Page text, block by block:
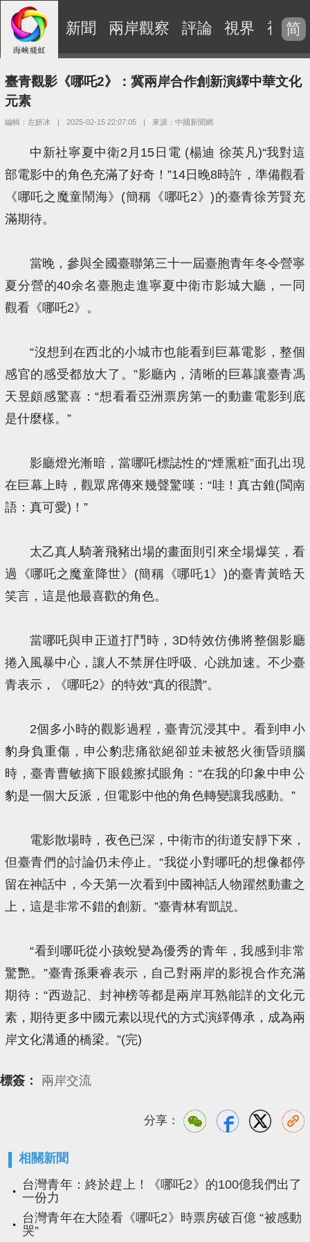
新聞 兩岸觀察 評論 視界 視頻
简
臺青觀影《哪吒2》：冀兩岸合作創新演繹中華文化
元素
編輯：左妍冰 | 2025-02-15 22:07:05 | 來源：中國新聞網
中新社寧夏中衛2月15日電 (楊迪 徐英凡)“我對這
部電影中的角色充滿了好奇！”14日晚8時許，準備觀看
《哪吒之魔童鬧海》(簡稱《哪吒2》)的臺青徐芳賢充
滿期待。
當晚，參與全國臺聯第三十一屆臺胞青年冬令營寧
夏分營的40余名臺胞走進寧夏中衛市影城大廳，一同
觀看《哪吒2》。
“沒想到在西北的小城市也能看到巨幕電影，整個
感官的感受都放大了。”影廳內，清晰的巨幕讓臺青馮
天昱頗感驚喜：“想看看亞洲票房第一的動畫電影到底
是什麼樣。”
影廳燈光漸暗，當哪吒標誌性的“煙熏粧”面孔出現
在巨幕上時，觀眾席傳來幾聲驚嘆：“哇！真古錐(閩南
語：真可愛)！”
太乙真人騎著飛豬出場的畫面則引來全場爆笑，看
過《哪吒之魔童降世》(簡稱《哪吒1》)的臺青黃晧天
笑言，這是他最喜歡的角色。
當哪吒與申正道打鬥時，3D特效仿佛將整個影廳
捲入風暴中心，讓人不禁屏住呼吸、心跳加速。不少臺
青表示，《哪吒2》的特效“真的很讚”。
2個多小時的觀影過程，臺青沉浸其中。看到申小
豹身負重傷，申公豹悲痛欲絕卻並未被怒火衝昏頭腦
時，臺青曹敏摘下眼鏡擦拭眼角：“在我的印象中申公
豹是一個大反派，但電影中他的角色轉變讓我感動。”
電影散場時，夜色已深，中衛市的街道安靜下來，
但臺青們的討論仍未停止。“我從小對哪吒的想像都停
留在神話中，今天第一次看到中國神話人物躍然動畫之
上，這是非常不錯的創新。”臺青林宥凱説。
“看到哪吒從小孩蛻變為優秀的青年，我感到非常
驚艷。”臺青孫秉睿表示，自己對兩岸的影視合作充滿
期待：“西遊記、封神榜等都是兩岸耳熟能詳的文化元
素，期待更多中國元素以現代的方式演繹傳承，成為兩
岸文化溝通的橋梁。”(完)
標簽： 兩岸交流
分享：
相關新聞
台灣青年：終於趕上！《哪吒2》的100億我們出了
一份力
台灣青年在大陸看《哪吒2》時票房破百億 “被感動
哭”